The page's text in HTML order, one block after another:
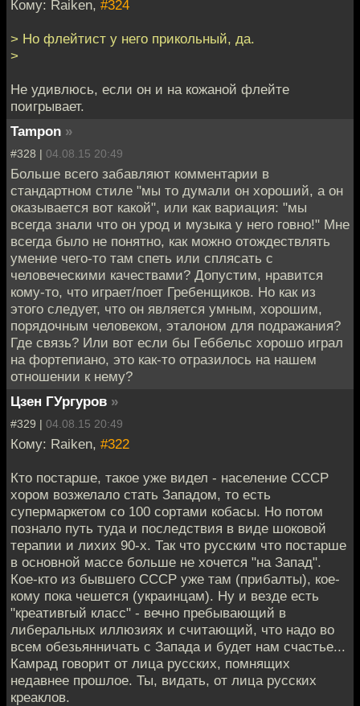
Кому: Raiken, #324
> Но флейтист у него прикольный, да.
>
Не удивлюсь, если он и на кожаной флейте
поигрывает.
Tampon »
#328 | 04.08.15 20:49
Больше всего забавляют комментарии в
стандартном стиле "мы то думали он хороший, а он
оказывается вот какой", или как вариация: "мы
всегда знали что он урод и музыка у него говно!" Мне
всегда было не понятно, как можно отождествлять
умение чего-то там спеть или сплясать с
человеческими качествами? Допустим, нравится
кому-то, что играет/поет Гребенщиков. Но как из
этого следует, что он является умным, хорошим,
порядочным человеком, эталоном для подражания?
Где связь? Или вот если бы Геббельс хорошо играл
на фортепиано, это как-то отразилось на нашем
отношении к нему?
Цзен ГУргуров »
#329 | 04.08.15 20:49
Кому: Raiken, #322
Кто постарше, такое уже видел - население СССР
хором возжелало стать Западом, то есть
супермаркетом со 100 сортами кобасы. Но потом
познало путь туда и последствия в виде шоковой
терапии и лихих 90-х. Так что русским что постарше
в основной массе больше не хочется "на Запад".
Кое-кто из бывшего СССР уже там (прибалты), кое-
кому пока чешется (украинцам). Ну и везде есть
"креативгый класс" - вечно пребывающий в
либеральных иллюзиях и считающий, что надо во
всем обезьянничать с Запада и будет нам счастье...
Камрад говорит от лица русских, помнящих
недавнее прошлое. Ты, видать, от лица русских
креаклов.